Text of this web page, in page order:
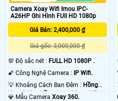
Camera Xoay Wifi Imou IPC-
A26HP Ghi Hình FUll HD 1080p
Giá Bán: 2,400,000 ₫
Giá gốc: 3,000,000 ₫
💯 Độ sắc nét : FULL HD 1080P .
🌠 Công Nghệ Camera : IP Wifi.
💡 Khoảng Cách Ban Đêm : Hồng
Ngoại 10m Hồng Ngoại Smart IR.
💎 Mẫu Camera Xoay 360.